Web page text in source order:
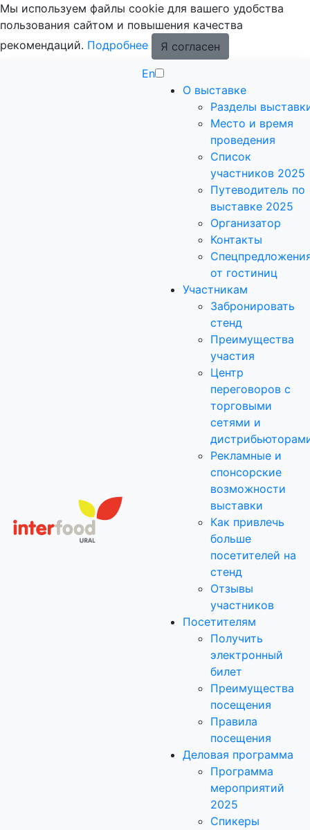
Мы используем файлы cookie для вашего удобства
пользования сайтом и повышения качества
рекомендаций. Подробнее
Я согласен
En
О выставке
Разделы
Место и время
проведения
Список
участников 2025
Путеводитель по
выставке 2025
Организатор
Контакты
от гостиниц
Участникам
Забронировать
стенд
Преимущества
участия
Центр
переговоров с
торговыми
сетями и
Рекламные и
спонсорские
возможности
выставки
Как привлечь
больше
посетителей на
стенд
Отзывы
участников
Посетителям
Получить
электронный
билет
Преимущества
посещения
Правила
посещения
Деловая программа
Программа
мероприятий
2025
Спикеры